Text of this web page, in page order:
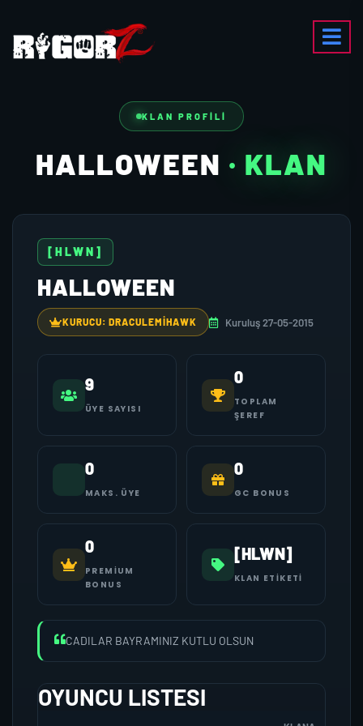
KLAN PROFILI
HALLOWEEN · KLAN
[HLWN]
HALLOWEEN
KURUCU: DRACULEMIHAWK Kuruluş 27-05-2015
9
ÜYE SAYISI
0
TOPLAM
ŞEREF
0
MAKS. ÜYE
0
GC BONUS
0
PREMIUM
BONUS
[HLWN]
KLAN ETIKETI
CADILAR BAYRAMINIZ KUTLU OLSUN
OYUNCU LISTESI